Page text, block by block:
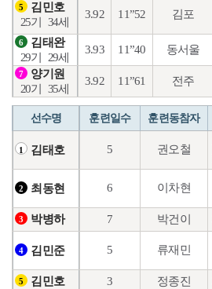
5
김민호
25기
34세
3.92 11”52 김포
6
김태완
29기
29세
3.93 11”40 동서울
7
양기원
20기
35세
3.92 11”61 전주
선수명 훈련일수 훈련동참자
1 김태호 5 권오철
2 최동현 6 이차현
3 박병하 7 박건이
4 김민준 5 류재민
5 김민호 3 정종진